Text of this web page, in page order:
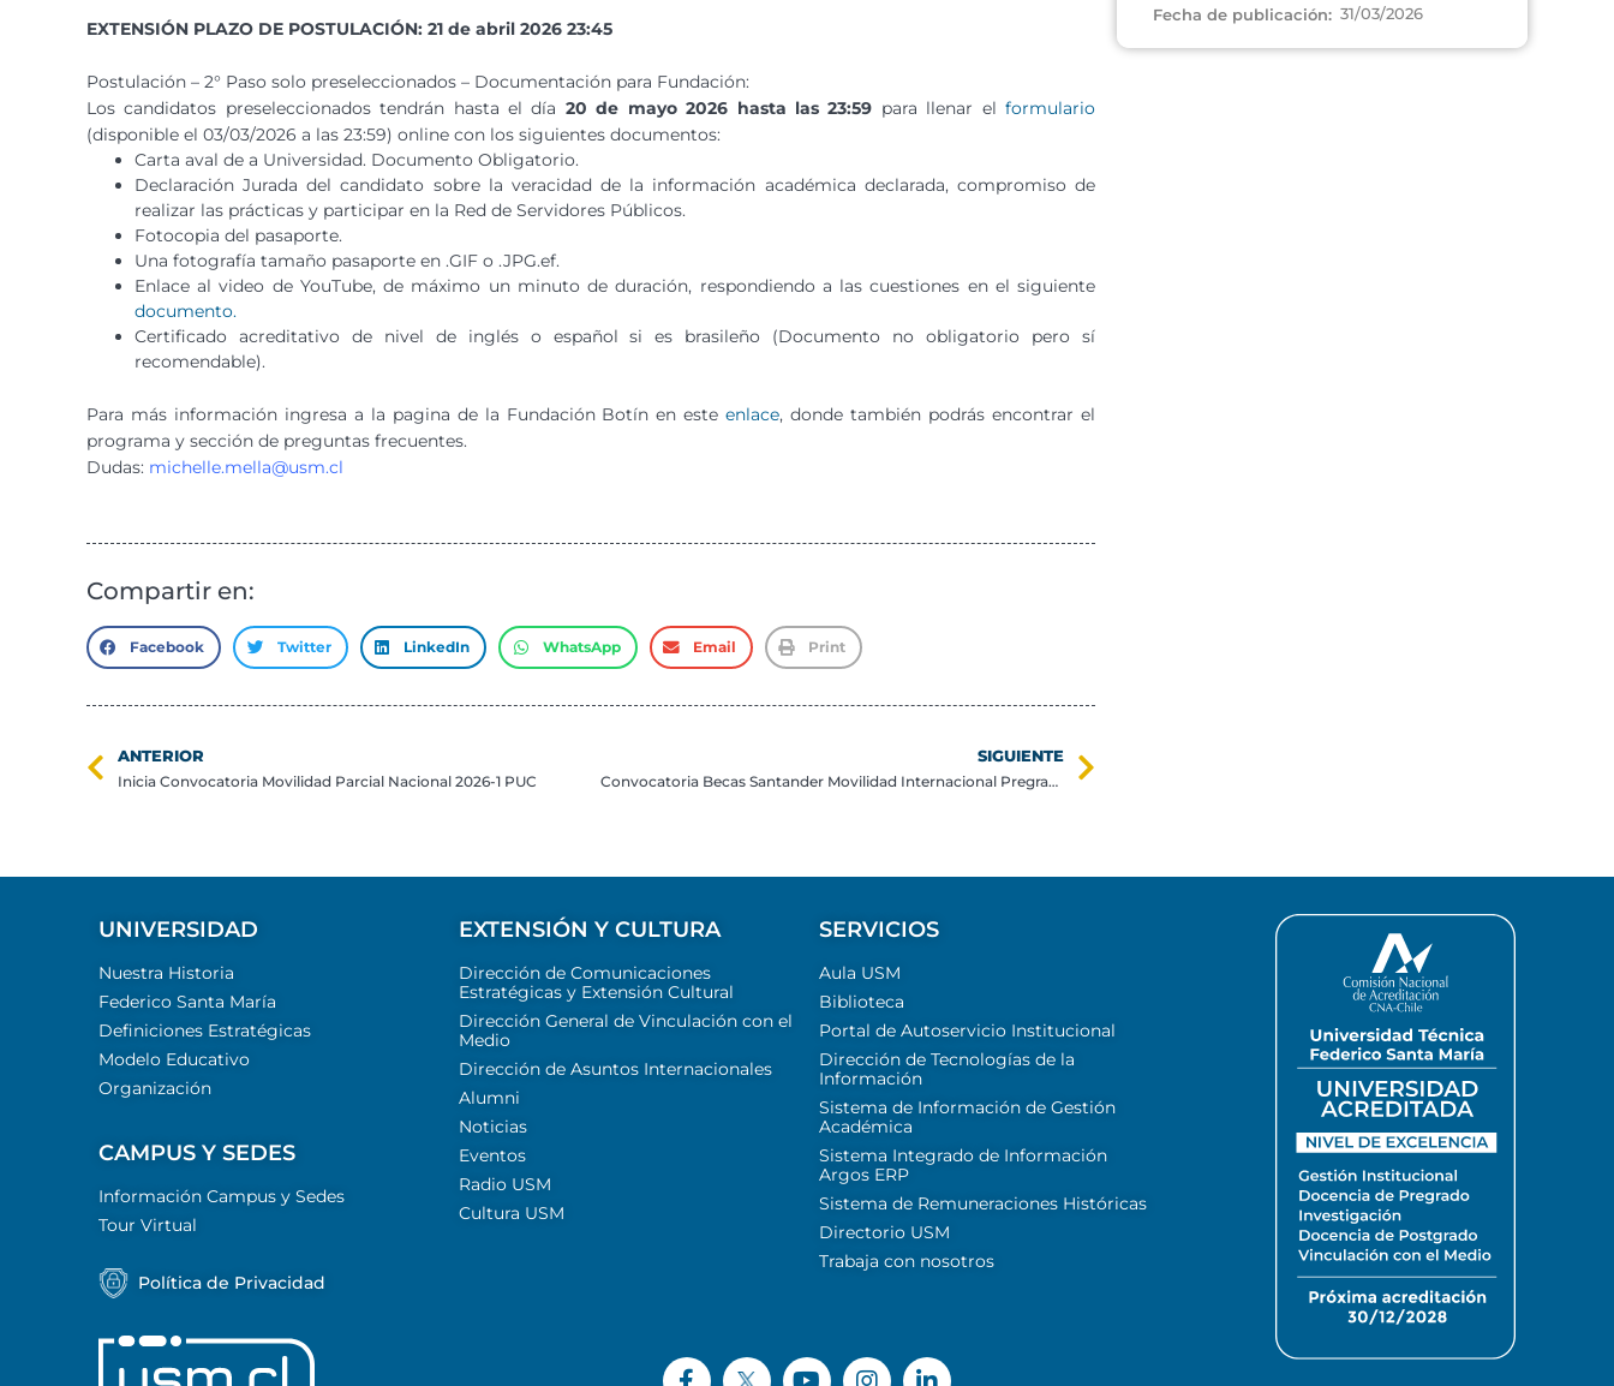
EXTENSIÓN PLAZO DE POSTULACIÓN: 21 de abril 2026 23:45
Postulación – 2° Paso solo preseleccionados – Documentación para Fundación:
Los candidatos preseleccionados tendrán hasta el día 20 de mayo 2026 hasta las 23:59 para llenar elformulario
(disponible el 03/03/2026 a las 23:59) online con los siguientes documentos:
Carta aval de a Universidad. Documento Obligatorio.
Declaración Jurada del candidato sobre la veracidad de la información académica declarada, compromiso de
realizar las prácticas y participar en la Red de Servidores Públicos.
Fotocopia del pasaporte.
Una fotografía tamaño pasaporte en .GIF o .JPG.ef.
Enlace al video de YouTube, de máximo un minuto de duración, respondiendo a las cuestiones en el siguiente
documento.
Certificado acreditativo de nivel de inglés o español si es brasileño (Documento no obligatorio pero sí
recomendable).
Para más información ingresa a la pagina de la Fundación Botín en esteenlace, donde también podrás encontrar el
programa y sección de preguntas frecuentes.
Dudas: michelle.mella@usm.cl
Compartir en:
Facebook Twitter LinkedIn WhatsApp Email Print
ANTERIOR
Inicia Convocatoria Movilidad Parcial Nacional 2026-1 PUC
SIGUIENTE
Convocatoria Becas Santander Movilidad Internacional Pregrado 2026
Fecha de publicación: 31/03/2026
UNIVERSIDAD
Nuestra Historia
Federico Santa María
Definiciones Estratégicas
Modelo Educativo
Organización
CAMPUS Y SEDES
Información Campus y Sedes
Tour Virtual
Política de Privacidad
EXTENSIÓN Y CULTURA
Dirección de Comunicaciones
Estratégicas y Extensión Cultural
Dirección General de Vinculación con el
Medio
Dirección de Asuntos Internacionales
Alumni
Noticias
Eventos
Radio USM
Cultura USM
SERVICIOS
Aula USM
Biblioteca
Portal de Autoservicio Institucional
Dirección de Tecnologías de la
Información
Sistema de Información de Gestión
Académica
Sistema Integrado de Información
Argos ERP
Sistema de Remuneraciones Históricas
Directorio USM
Trabaja con nosotros